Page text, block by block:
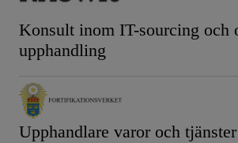
Konsult inom IT-sourcing och
upphandling
Upphandlare varor och